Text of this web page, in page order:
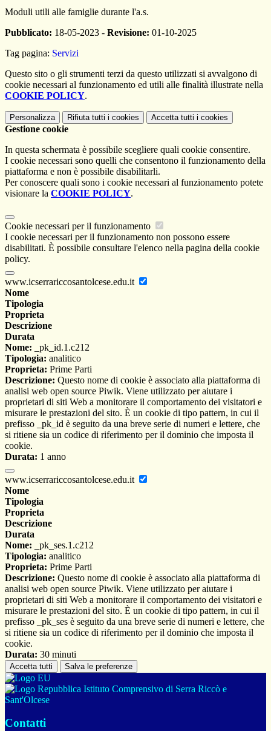
Moduli utili alle famiglie durante l'a.s.
Pubblicato: 18-05-2023 - Revisione: 01-10-2025
Tag pagina: Servizi
Questo sito o gli strumenti terzi da questo utilizzati si avvalgono di
cookie necessari al funzionamento ed utili alle finalità illustrate nella
COOKIE POLICY.
Personalizza Rifiuta tutti i cookies Accetta tutti i cookies
Gestione cookie
In questa schermata è possibile scegliere quali cookie consentire.
I cookie necessari sono quelli che consentono il funzionamento della
piattaforma e non è possibile disabilitarli.
Per conoscere quali sono i cookie necessari al funzionamento potete
visionare la COOKIE POLICY.
Cookie necessari per il funzionamento
I cookie necessari per il funzionamento non possono essere
disabilitati. È possibile consultare l'elenco nella pagina della cookie
policy.
www.icserrariccosantolcese.edu.it
Nome
Tipologia
Proprieta
Descrizione
Durata
Nome: _pk_id.1.c212
Tipologia: analitico
Proprieta: Prime Parti
Descrizione: Questo nome di cookie è associato alla piattaforma di
analisi web open source Piwik. Viene utilizzato per aiutare i
proprietari di siti Web a monitorare il comportamento dei visitatori e
misurare le prestazioni del sito. È un cookie di tipo pattern, in cui il
prefisso _pk_id è seguito da una breve serie di numeri e lettere, che
si ritiene sia un codice di riferimento per il dominio che imposta il
cookie.
Durata: 1 anno
www.icserrariccosantolcese.edu.it
Nome
Tipologia
Proprieta
Descrizione
Durata
Nome: _pk_ses.1.c212
Tipologia: analitico
Proprieta: Prime Parti
Descrizione: Questo nome di cookie è associato alla piattaforma di
analisi web open source Piwik. Viene utilizzato per aiutare i
proprietari di siti Web a monitorare il comportamento dei visitatori e
misurare le prestazioni del sito. È un cookie di tipo pattern, in cui il
prefisso _pk_ses è seguito da una breve serie di numeri e lettere, che
si ritiene sia un codice di riferimento per il dominio che imposta il
cookie.
Durata: 30 minuti
Accetta tutti Salva le preferenze
Istituto Comprensivo di Serra Riccò e
Sant'Olcese
Contatti